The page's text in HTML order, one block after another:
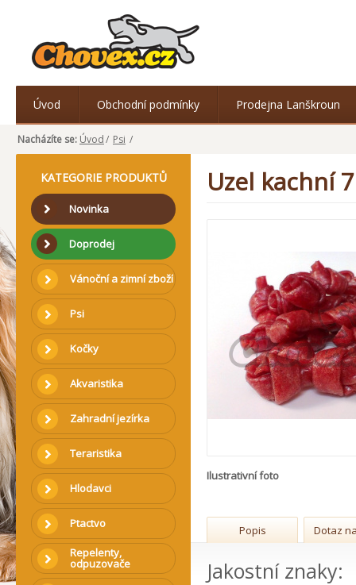
Úvod Obchodní podmínky Prodejna Lanškroun
Nacházíte se: Úvod/ Psi /
KATEGORIE PRODUKTŮ
Novinka
Doprodej
Vánoční a zimní zboží
Psi
Kočky
Akvaristika
Zahradní jezírka
Teraristika
Hlodavci
Ptactvo
Repelenty,
odpuzovače
Uzel kachní
Ilustrativní foto
Popis Dotaz
Jakostní znaky: